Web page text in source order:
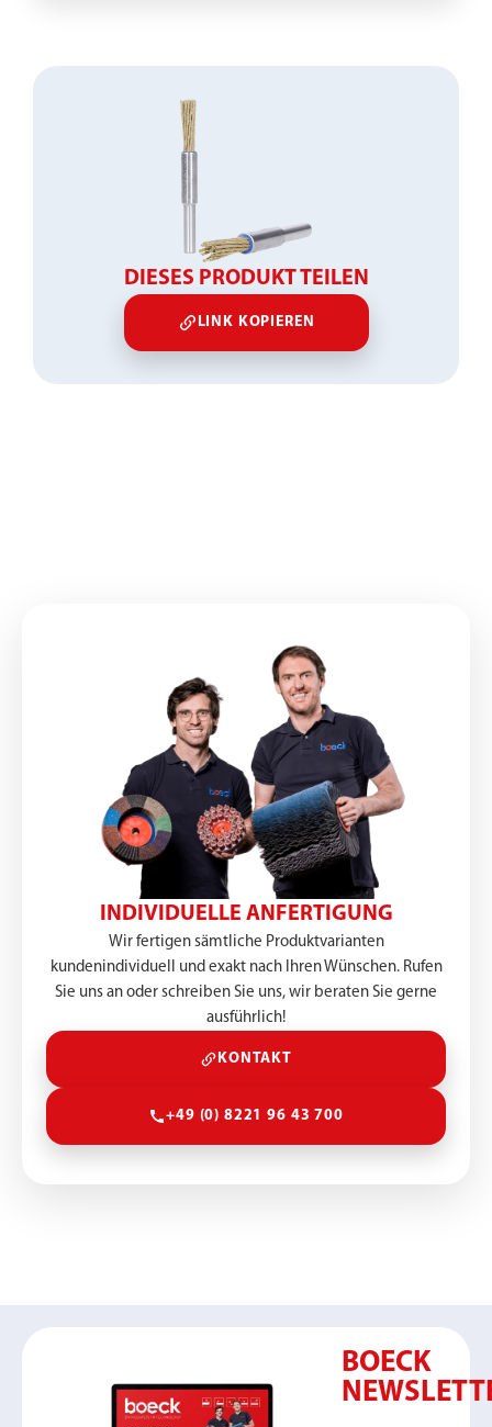
DIESES PRODUKT TEILEN
LINK KOPIEREN
INDIVIDUELLE ANFERTIGUNG
Wir fertigen sämtliche Produktvarianten
kundenindividuell und exakt nach Ihren Wünschen. Rufen
Sie uns an oder schreiben Sie uns, wir beraten Sie gerne
ausführlich!
KONTAKT
+49 (0) 8221 96 43 700
BOECK